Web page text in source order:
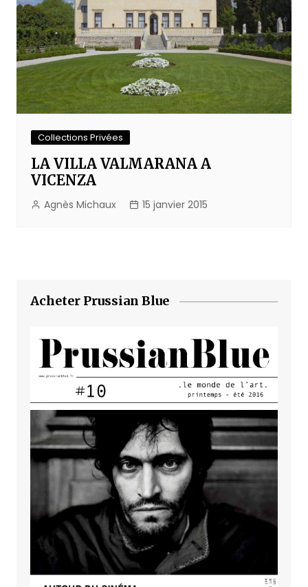
Collections Privées
LA VILLA VALMARANA A
VICENZA
Agnès Michaux 15 janvier 2015
Acheter Prussian Blue